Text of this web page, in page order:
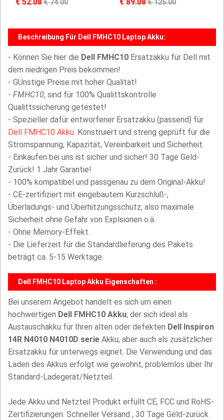
€ 52.08€ 74.00 € 89.08€ 125.00
Beschreibung Für Dell FMHC10 Laptop Akku:
- Können Sie hier die Dell FMHC10 Ersatzakku für Dell mit
dem niedrigen Preis bekommen!
- GÜnstige Preise mit hoher Qualität!
- FMHC10, sind für 100% Qualittskontrolle
Qualittssicherung getestet!
- Spezieller dafür entworfener Ersatzakku (passend) für
Dell FMHC10 Akku. Konstruiert und streng geprüft für die
Stromspannung, Kapazität, Vereinbarkeit und Sicherheit.
- Einkaufen bei uns ist sicher und sicher! 30 Tage Geld-
Zurück! 1 Jahr Garantie!
- 100% kompatibel und passgenau zu dem Original-Akku!
- CE-zertifiziert mit eingebautem Kurzschluß-,
Überladungs- und Überhitzungsschutz, also maximale
Sicherheit ohne Gefahr von Explsionen o.ä.
- Ohne Memory-Effekt.
- Die Lieferzeit für die Standardlieferung des Pakets
beträgt ca. 5-15 Werktage.
Dell FMHC10 Laptop Akku Eigenschaften :
Bei unserem Angebot handelt es sich um einen
hochwertigen Dell FMHC10 Akku, der sich ideal als
Austauschakku für Ihren alten oder defekten Dell Inspiron
14R N4010 N4010D serie Akku, aber auch als zusätzlicher
Ersatzakku für unterwegs eignet. Die Verwendung und das
Laden des Akkus erfolgt wie gewohnt, problemlos über Ihr
Standard-Ladegerät/Netzteil.
Jede Akku und Netzteil Produkt erfüllt CE, FCC und RoHS-
Zertifizierungen. Schneller Versand , 30 Tage Geld-zurück